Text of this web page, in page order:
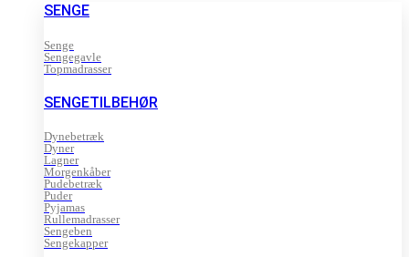
SENGE
Senge
Sengegavle
Topmadrasser
SENGETILBEHØR
Dynebetræk
Dyner
Lagner
Morgenkåber
Pudebetræk
Puder
Pyjamas
Rullemadrasser
Sengeben
Sengekapper